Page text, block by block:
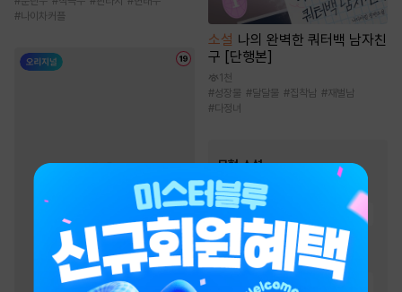
#나이차커플
소설 나의 완벽한 쿼터백 남자친
구 [단행본]
1천
#성장물 #달달물 #집착남 #재벌남
#다정녀
무협 소설
인기 키워드
#귀환물
먼치킨
#유쾌함
생존물
#천하제일인 #차원이동물
복수물 #사이다물 #